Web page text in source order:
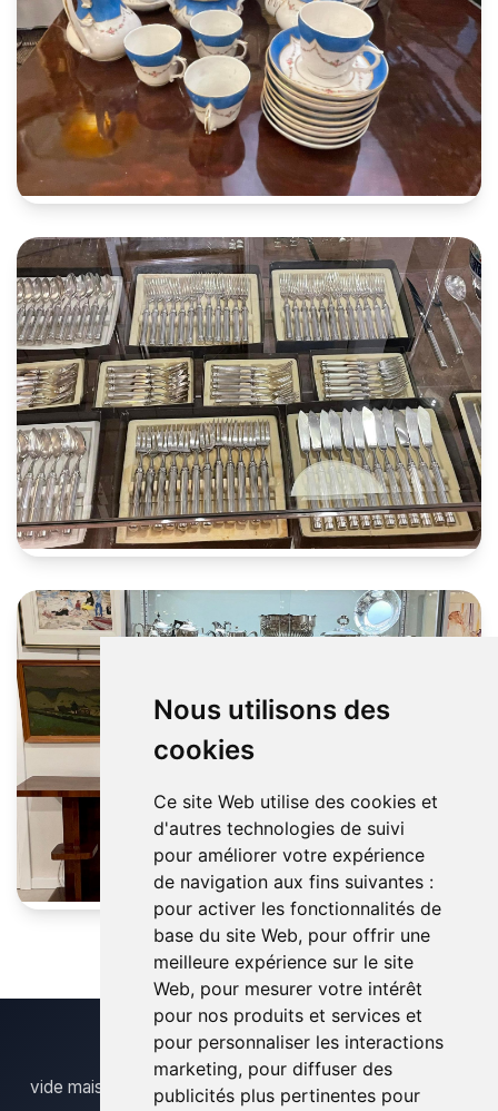
Nous utilisons des
cookies
Ce site Web utilise des cookies et
d'autres technologies de suivi
pour améliorer votre expérience
de navigation aux fins suivantes :
pour activer les fonctionnalités de
base du site Web, pour offrir une
meilleure expérience sur le site
Web, pour mesurer votre intérêt
pour nos produits et services et
pour personnaliser les interactions
marketing, pour diffuser des
publicités plus pertinentes pour
vide maison thy le chateau